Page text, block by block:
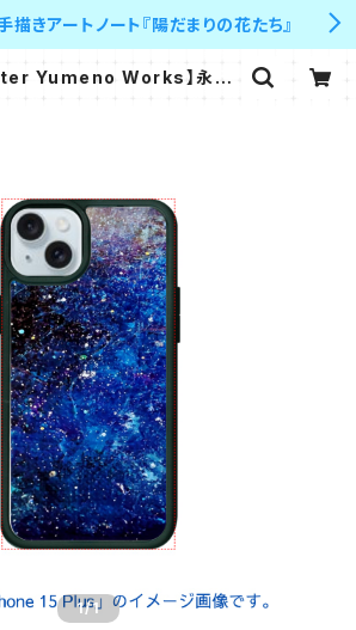
きアートノート『陽だまりの花たち』
Yumeno Works】永劫
1/1